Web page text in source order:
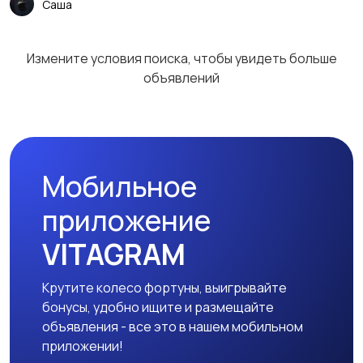
Саша
Измените условия поиска, чтобы увидеть больше
объявлений
Мобильное
приложение
VITAGRAM
Крутите колесо фортуны, выигрывайте
бонусы, удобно ищите и размещайте
объявления - все это в нашем мобильном
приложении!